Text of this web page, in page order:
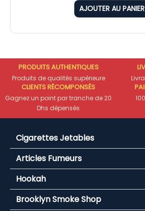
AJOUTER AU PANIER
PRODUITS AUTHENTIQUES
Produits de qualités supérieure
CLIENTS RÉCOMPONSÉS
Gagnez un point par tranche de 20
Dhs dépensés
Cigarettes Jetables
Articles Fumeurs
Hookah
Brooklyn Smoke Shop